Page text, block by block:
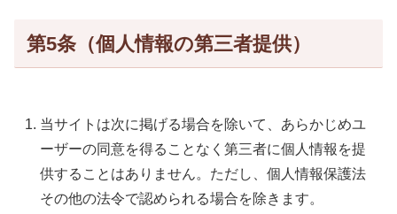
第5条（個人情報の第三者提供）
当サイトは次に掲げる場合を除いて、あらかじめユ
ーザーの同意を得ることなく第三者に個人情報を提
供することはありません。ただし、個人情報保護法
その他の法令で認められる場合を除きます。